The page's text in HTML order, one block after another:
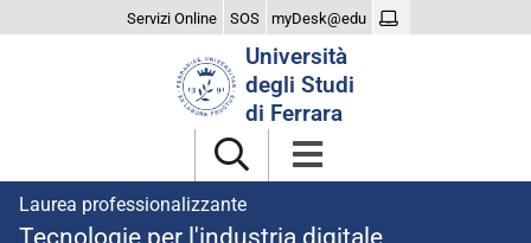
Servizi Online SOS myDesk@edu
Università
degli Studi
di Ferrara
Laurea professionalizzante
Tecnologie per l'industria digitale